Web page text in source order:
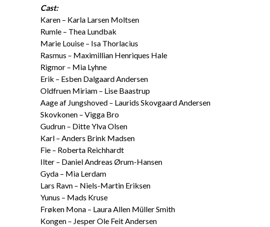
Cast:
Karen – Karla Larsen Moltsen
Rumle – Thea Lundbak
Marie Louise – Isa Thorlacius
Rasmus – Maximillian Henriques Hale
Rigmor – Mia Lyhne
Erik – Esben Dalgaard Andersen
Oldfruen Miriam – Lise Baastrup
Aage af Jungshoved – Laurids Skovgaard Andersen
Skovkonen – Vigga Bro
Gudrun – Ditte Ylva Olsen
Karl – Anders Brink Madsen
Fie – Roberta Reichhardt
Ilter – Daniel Andreas Ørum-Hansen
Gyda – Mia Lerdam
Lars Ravn – Niels-Martin Eriksen
Yunus – Mads Kruse
Frøken Mona – Laura Allen Müller Smith
Kongen – Jesper Ole Feit Andersen